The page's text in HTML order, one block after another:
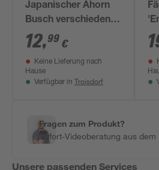
Japanischer Ahorn
Busch verschiedene
Sorten 15 cm Topf
12,99 €
Keine Lieferung nach
Hause
Verfügbar in Troisdorf
Fragen zum Produkt?
Sofort-Videoberatung aus
Unsere passenden Services